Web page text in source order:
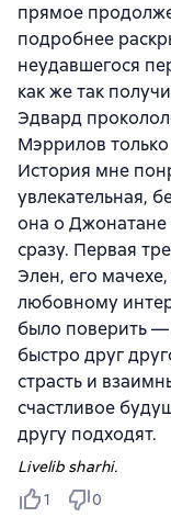
прямое
подробнее
неудавшегося
как же так
Эдвард
Мэррилов
История мне
увлекательная,
она о
сразу. Первая
Элен, его
любовному
было поверить
быстро друг
страсть и
счастливое
другу подходят.
Livelib sharhi.
1
0